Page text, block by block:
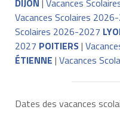
Vacances Scolaires
Scolaires 2026-2027
2027 POITIERS|
ÉTIENNE | Vacances
Dates des vacances